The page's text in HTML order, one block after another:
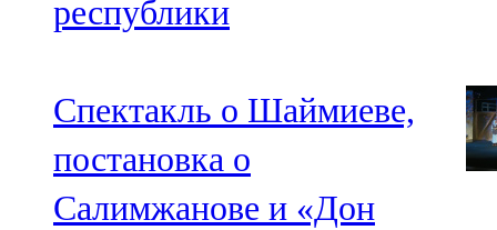
республики
Спектакль о Шаймиеве,
постановка о
Салимжанове и «Дон